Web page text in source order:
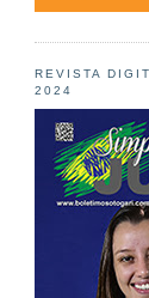
REVISTA
2024